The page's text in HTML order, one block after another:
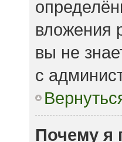
вложения
вы не
с
Почему я